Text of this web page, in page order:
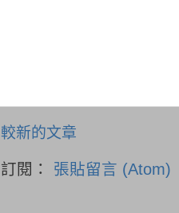
較新的文章
訂閱： 張貼留言 (Atom)